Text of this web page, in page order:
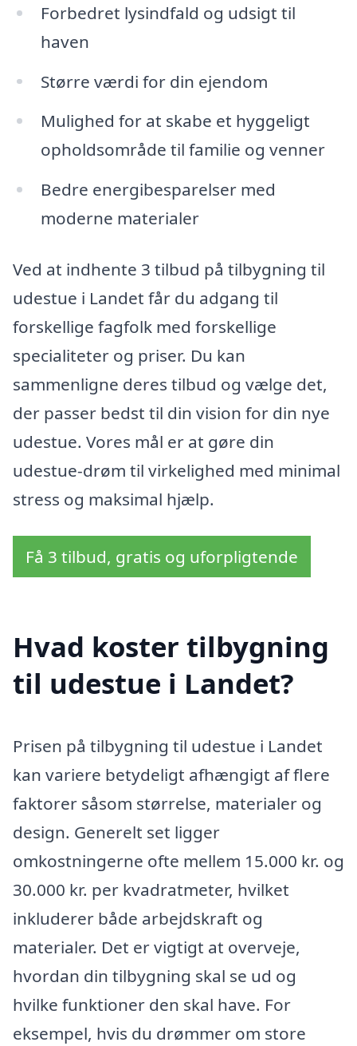
Forbedret lysindfald og udsigt til
haven
Større værdi for din ejendom
Mulighed for at skabe et hyggeligt
opholdsområde til familie og venner
Bedre energibesparelser med
moderne materialer
Ved at indhente 3 tilbud på tilbygning til
udestue i Landet får du adgang til
forskellige fagfolk med forskellige
specialiteter og priser. Du kan
sammenligne deres tilbud og vælge det,
der passer bedst til din vision for din nye
udestue. Vores mål er at gøre din
udestue-drøm til virkelighed med minimal
stress og maksimal hjælp.
Få 3 tilbud, gratis og uforpligtende
Hvad koster tilbygning
til udestue i Landet?
Prisen på tilbygning til udestue i Landet
kan variere betydeligt afhængigt af flere
faktorer såsom størrelse, materialer og
design. Generelt set ligger
omkostningerne ofte mellem 15.000 kr. og
30.000 kr. per kvadratmeter, hvilket
inkluderer både arbejdskraft og
materialer. Det er vigtigt at overveje,
hvordan din tilbygning skal se ud og
hvilke funktioner den skal have. For
eksempel, hvis du drømmer om store